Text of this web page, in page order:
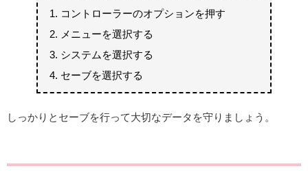
コントローラーのオプションを押す
メニューを選択する
システムを選択する
セーブを選択する
しっかりとセーブを行って大切なデータを守りましょう。